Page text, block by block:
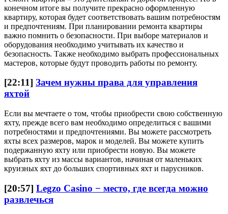
конечном итоге вы получите прекрасно оформленную
квартиру, которая будет соответствовать вашим потребностям
и предпочтениям. При планировании ремонта квартиры
важно помнить о безопасности. При выборе материалов и
оборудования необходимо учитывать их качество и
безопасность. Также необходимо выбрать профессиональных
мастеров, которые будут проводить работы по ремонту.
[22:11] Зачем нужны права для управления
яхтой
Если вы мечтаете о том, чтобы приобрести свою собственную
яхту, прежде всего вам необходимо определиться с вашими
потребностями и предпочтениями. Вы можете рассмотреть
яхты всех размеров, марок и моделей. Вы можете купить
подержанную яхту или приобрести новую. Вы можете
выбрать яхту из массы вариантов, начиная от маленьких
круизных яхт до больших спортивных яхт и парусников.
[20:57] Legzo Casino − место, где всегда можно
развлечься